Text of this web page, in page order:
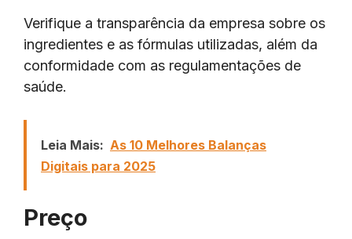
Verifique a transparência da empresa sobre os
ingredientes e as fórmulas utilizadas, além da
conformidade com as regulamentações de
saúde.
Leia Mais: As 10 Melhores Balanças
Digitais para 2025
Preço